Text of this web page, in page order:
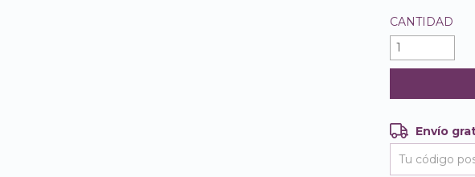
CANTIDAD
Envío gratis
Envío